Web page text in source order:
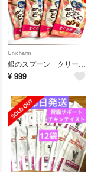
Unicharm
銀のスプーン クリームどーにゃつ まぐろ味 4袋セット
¥ 999